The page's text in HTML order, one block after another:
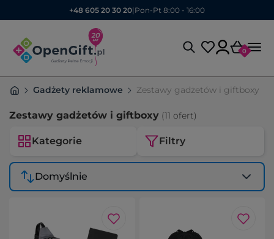
+48 605 20 30 20| Pon-Pt 8:00 - 16:00
0
Gadżety reklamowe Zestawy gadżetów i giftboxy
Zestawy gadżetów i giftboxy (11 ofert)
Kategorie Filtry
Domyślnie